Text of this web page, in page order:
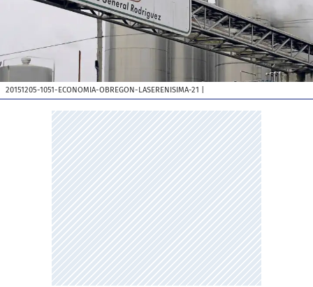
20151205-1051-ECONOMIA-OBREGON-LASERENISIMA-21